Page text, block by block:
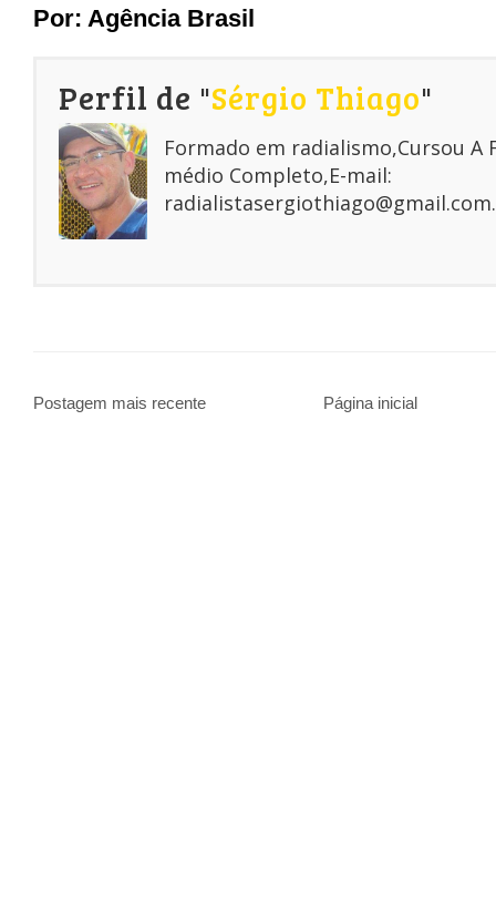
Por: Agência Brasil
Perfil de "Sérgio Thiago"
Formado em radialismo,Cursou A
médio Completo,E-mail:
radialistasergiothiago@gmail.com.
Postagem mais recente Página inicial